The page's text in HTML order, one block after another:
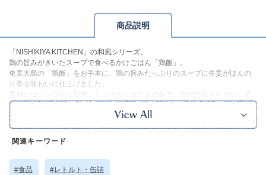
商品説明
「NISHIKIYA KITCHEN」の和風シリーズ。
鶏の旨みがきいたスープで食べるかけごはん「鶏飯」。
奄美大島の「鶏飯」をお手本に、鶏の旨みたっぷりのスープに生姜がほんの
り香る味わいに仕上げました。
具材にはシンプルに鶏肉・しょうが・白ごまのみで、鶏の旨みを引き出して
います。
あっさりとした味わいで、ご飯がさらさらと食べられます。
・加熱時間の目安：お湯で約3～5分、レンジで約2分。
※本品に付いているご注意書きをお読みの上ご使用ください。
い。
※食品のため、返品は承ることができません。
関連キーワード
#食品 #レトルト・缶詰